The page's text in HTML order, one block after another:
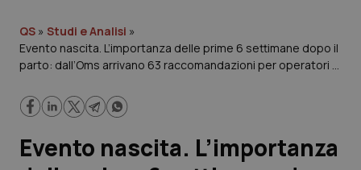
Governo e Parlamento
Regioni e Asl
Lavoro e Professioni
Scienza e Farmaci
QS » Studi e Analisi »
Evento nascita. L’importanza delle prime 6 settimane dopo il
parto: dall’Oms arrivano 63 raccomandazioni per operatori e
Evento nascita. L’importanza